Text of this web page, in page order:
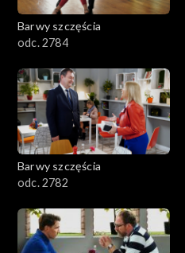
Barwy szczęścia
odc. 2784
Barwy szczęścia
odc. 2782